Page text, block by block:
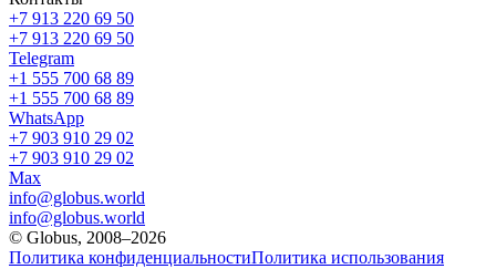
+7 913 220 69 50
+7 913 220 69 50
Telegram
+1 555 700 68 89
+1 555 700 68 89
WhatsApp
+7 903 910 29 02
+7 903 910 29 02
Max
info@globus.world
info@globus.world
© Globus, 2008–2026
Политика конфиденциальностиПолитика использования